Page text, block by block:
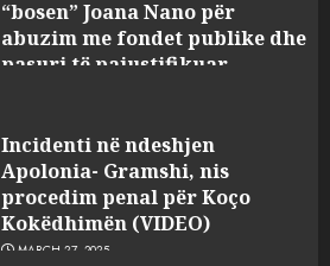
Incidenti në ndeshjen
Apolonia- Gramshi, nis
procedim penal për Koço
FOTO/ Persona të maskuar
sulmuan “One Albania”,
ngjarja u fsheh. A u vodhën